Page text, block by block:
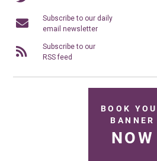
Subscribe to our daily
email newsletter
Subscribe to our
RSS feed
BOOK
BANNER
NOW